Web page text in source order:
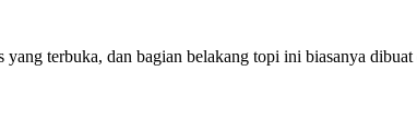
yang terbuka, dan bagian belakang topi ini biasanya dibuat